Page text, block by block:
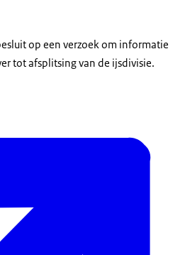
op een verzoek om informatie
tot afsplitsing van de ijsdivisie.